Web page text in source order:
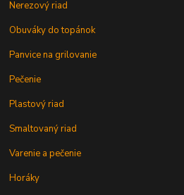
Nerezový riad
Obuváky do topánok
Panvice na grilovanie
Pečenie
Plastový riad
Smaltovaný riad
Varenie a pečenie
Horáky